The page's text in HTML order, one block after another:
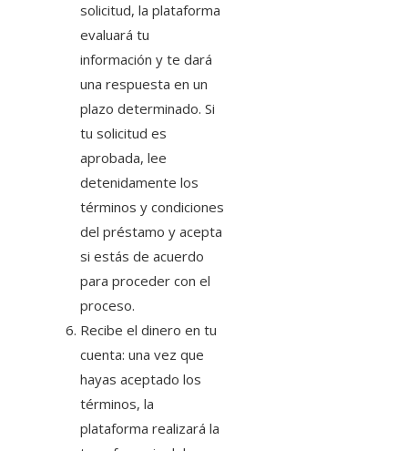
solicitud, la plataforma
evaluará tu
información y te dará
una respuesta en un
plazo determinado. Si
tu solicitud es
aprobada, lee
detenidamente los
términos y condiciones
del préstamo y acepta
si estás de acuerdo
para proceder con el
proceso.
Recibe el dinero en tu
cuenta: una vez que
hayas aceptado los
términos, la
plataforma realizará la